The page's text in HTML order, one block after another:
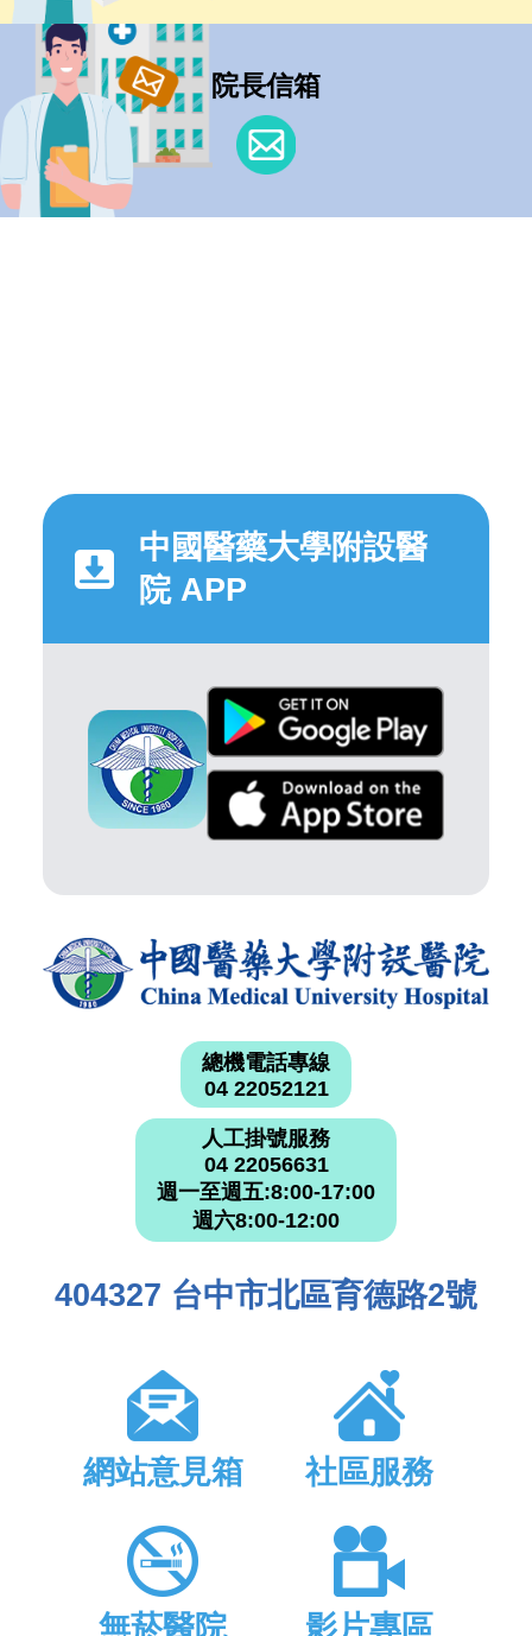
院長信箱
中國醫藥大學附設醫
院 APP
總機電話專線
04 22052121
人工掛號服務
04 22056631
週一至週五:8:00-17:00
週六8:00-12:00
404327 台中市北區育德路2號
網站意見箱 社區服務
無菸醫院 影片專區